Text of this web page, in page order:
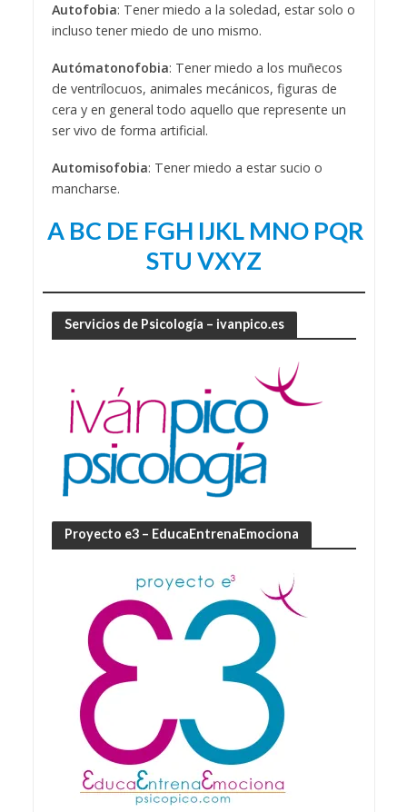
Autofobia: Tener miedo a la soledad, estar solo o
incluso tener miedo de uno mismo.
Autómatonofobia: Tener miedo a los muñecos
de ventrílocuos, animales mecánicos, figuras de
cera y en general todo aquello que represente un
ser vivo de forma artificial.
Automisofobia: Tener miedo a estar sucio o
mancharse.
A BC DE FGH IJKL MNO PQR
STU VXYZ
Servicios de Psicología – ivanpico.es
Proyecto e3 – EducaEntrenaEmociona